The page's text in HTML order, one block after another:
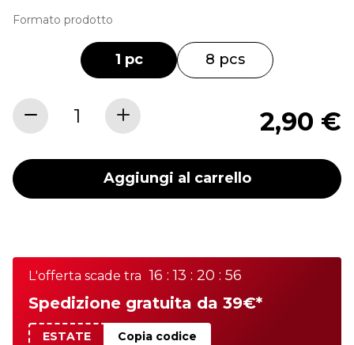
Formato prodotto
1 pc 8 pcs
2,90 €
Aggiungi al carrello
L'offerta scade tra 16 : 13 : 20 : 56
Spedizione gratuita da 39€*
ESTATE Copia codice